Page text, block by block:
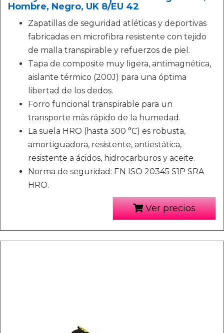
Hombre, Negro, UK 8/EU 42
Zapatillas de seguridad atléticas y deportivas
fabricadas en microfibra resistente con tejido
de malla transpirable y refuerzos de piel.
Tapa de composite muy ligera, antimagnética,
aislante térmico (200J) para una óptima
libertad de los dedos.
Forro funcional transpirable para un
transporte más rápido de la humedad.
La suela HRO (hasta 300 °C) es robusta,
amortiguadora, resistente, antiestática,
resistente a ácidos, hidrocarburos y aceite.
Norma de seguridad: EN ISO 20345 S1P SRA
HRO.
Ver precios